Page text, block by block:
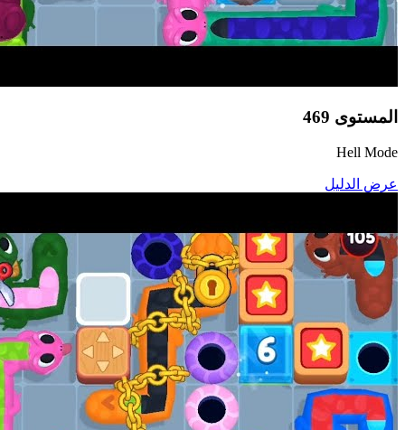
المستوى 469
Hell Mode
عرض الدليل